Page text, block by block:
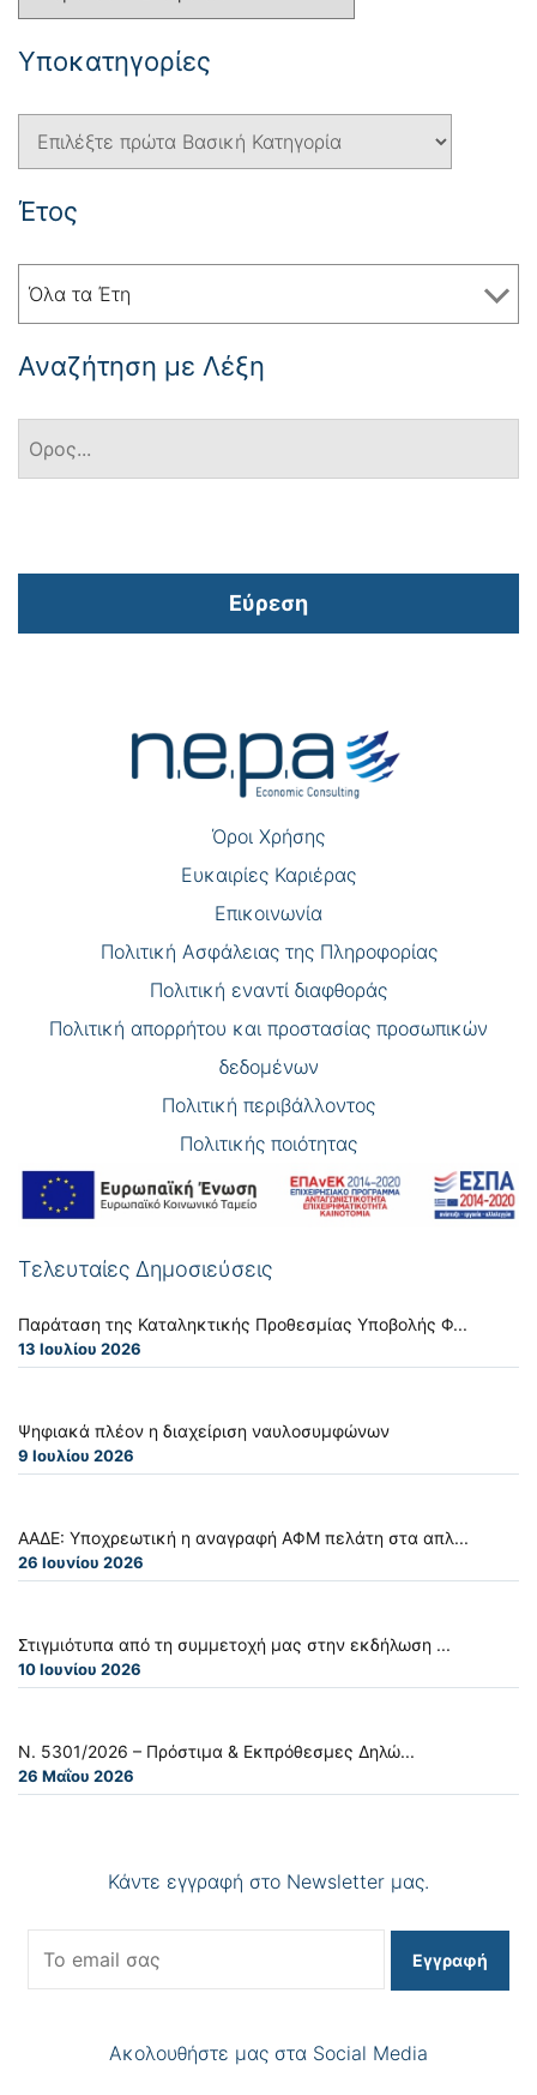
Yποκατηγορίες
Έτος
Όλα τα Έτη
Αναζήτηση με Λέξη
Εύρεση
Όροι Χρήσης
Eυκαιρίες Καριέρας
Επικοινωνία
Πολιτική Ασφάλειας της Πληροφορίας
Πολιτική εναντί διαφθοράς
Πολιτική απορρήτου και προστασίας προσωπικών
δεδομένων
Πολιτική περιβάλλοντος
Πολιτικής ποιότητας
Τελευταίες Δημοσιεύσεις
Παράταση της Καταληκτικής Προθεσμίας Υποβολής Φ...
13 Ιουλίου 2026
Ψηφιακά πλέον η διαχείριση ναυλοσυμφώνων
9 Ιουλίου 2026
ΑΑΔΕ: Υποχρεωτική η αναγραφή ΑΦΜ πελάτη στα απλ...
26 Ιουνίου 2026
Στιγμιότυπα από τη συμμετοχή μας στην εκδήλωση ...
10 Ιουνίου 2026
Ν. 5301/2026 – Πρόστιμα & Εκπρόθεσμες Δηλώ...
26 Μαΐου 2026
Κάντε εγγραφή στο Newsletter μας.
Εγγραφή
Ακολουθήστε μας στα Social Media